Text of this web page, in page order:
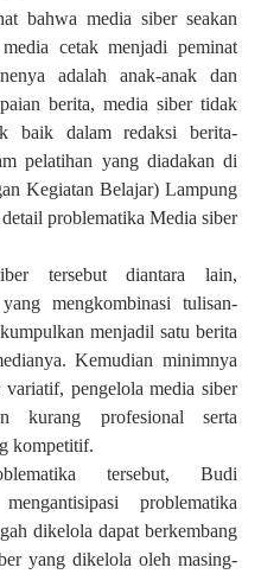
bahwa media siber seakan
cetak menjadi peminat
adalah anak-anak dan
berita, media siber tidak
baik dalam redaksi berita-
pelatihan yang diadakan di
Kegiatan Belajar) Lampung
problematika Media siber
tersebut diantara lain,
mengkombinasi tulisan-
menjadil satu berita
Kemudian minimnya
pengelola media siber
kurang profesional serta
kompetitif.
tersebut, Budi
problematika
dikelola dapat berkembang
yang dikelola oleh masing-